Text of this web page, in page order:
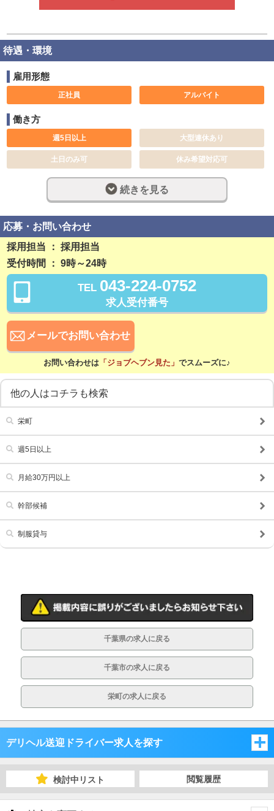
待遇・環境
雇用形態
正社員 アルバイト
働き方
週5日以上 大型連休あり
土日のみ可 休み希望対応可
長期歓迎 週休2日制
完全週休2日制 社員登用制度あり
残業なし
稼ぎ方
前払い可
賞与あり 昇給あり
待遇
社会保険完備
寮・社宅あり 食事補助あり
研修あり
シニア歓迎
車･バイク通勤可 制服貸与
在宅ワーク可 オフィス内分煙・禁煙
送迎車持込禁煙可 即日採用合否通達可
残業代支給
続きを見る
応募・お問い合わせ
採用担当 ： 採用担当
受付時間 ： 9時～24時
TEL 043-224-0752
求人受付番号
メールでお問い合わせ
お問い合わせは 「ジョブヘブン見た」 でスムーズに♪
他の人はコチラも検索
栄町
週5日以上
月給30万円以上
幹部候補
制服貸与
千葉県の求人に戻る
千葉市の求人に戻る
栄町の求人に戻る
デリヘル送迎ドライバー求人を探す
埼玉県
検討中リスト 閲覧履歴